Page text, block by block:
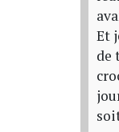
Et
de